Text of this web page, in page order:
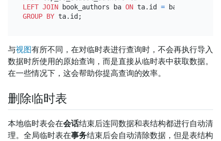
LEFT JOIN book_authors ba ON ta.id =
GROUP BY
与视图有所不同，在对临时表进行查询时，不会再执行导入
数据时所使用的原始查询，而是直接从临时表中获取数据。
在一些情况下，这会帮助你提高查询的效率。
删除临时表
本地临时表会在会话结束后连同数据和表结构都进行自动清
理。全局临时表在事务结束后会自动清除数据，但是表结构